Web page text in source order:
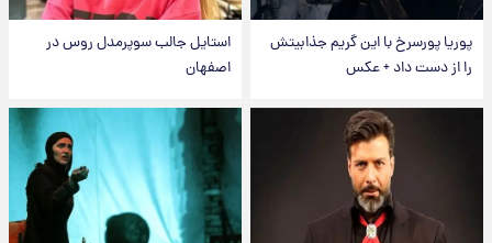
پوریا پورسرخ با این گریم جذابیتش
را از دست داد + عکس
استایل جالب سوپرمدل روس در
اصفهان